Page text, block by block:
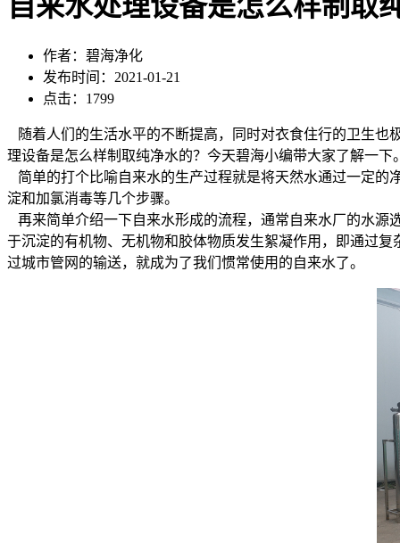
自来水处理设备是怎么样制取
作者：碧海净化
发布时间：2021-01-21
点击：1799
随着人们的生活水平的不断提高，同时对衣食住行的卫生也
理设备是怎么样制取纯净水的？今天碧海小编带大家了解一下
简单的打个比喻自来水的生产过程就是将天然水通过一定的
淀和加氯消毒等几个步骤。
再来简单介绍一下自来水形成的流程，通常自来水厂的水源
于沉淀的有机物、无机物和胶体物质发生絮凝作用，即通过
过城市管网的输送，就成为了我们惯常使用的自来水了。